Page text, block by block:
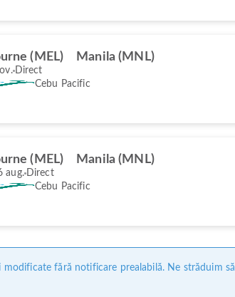
(MEL) Manila (MNL)
Direct
Cebu Pacific
(MEL) Manila (MNL)
aug. Direct
Cebu Pacific
fără notificare prealabilă. Ne străduim să